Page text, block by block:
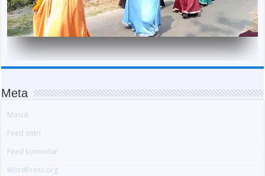
Meta
Masuk
Feed entri
Feed komentar
WordPress.org